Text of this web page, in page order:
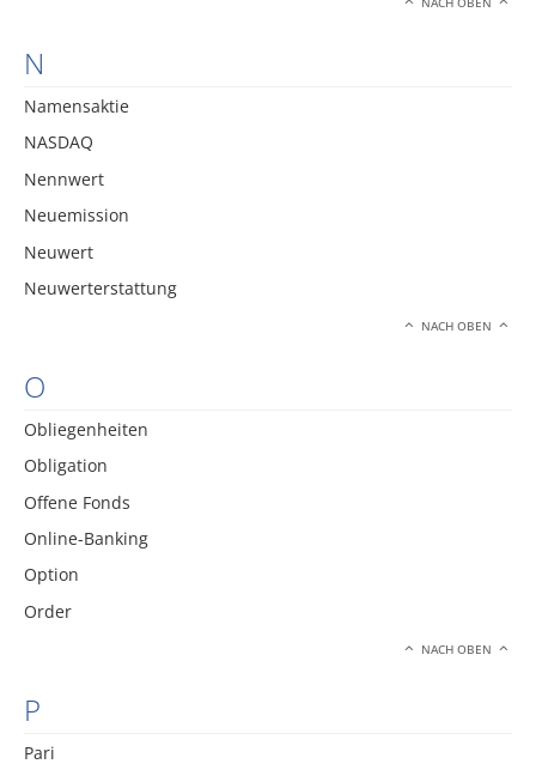
NACH OBEN
N
Namensaktie
NASDAQ
Nennwert
Neuemission
Neuwert
Neuwerterstattung
NACH OBEN
O
Obliegenheiten
Obligation
Offene Fonds
Online-Banking
Option
Order
NACH OBEN
P
Pari